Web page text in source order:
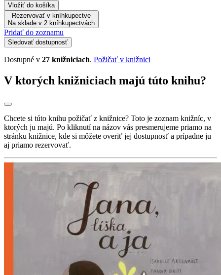
Vložiť do košíka
Rezervovať v kníhkupectve
Na sklade v 2 kníhkupectvách
Pridať do zoznamu
Sledovať dostupnosť
Dostupné v 27 knižniciach. Požičať v knižnici
V ktorých knižniciach majú túto knihu?
Chcete si túto knihu požičať z knižnice? Toto je zoznam knižníc, v
ktorých ju majú. Po kliknutí na názov vás presmerujeme priamo na
stránku knižnice, kde si môžete overiť jej dostupnosť a prípadne ju
aj priamo rezervovať.